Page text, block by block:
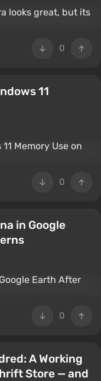
0
11
0
in Google
0
A Working
Store — and